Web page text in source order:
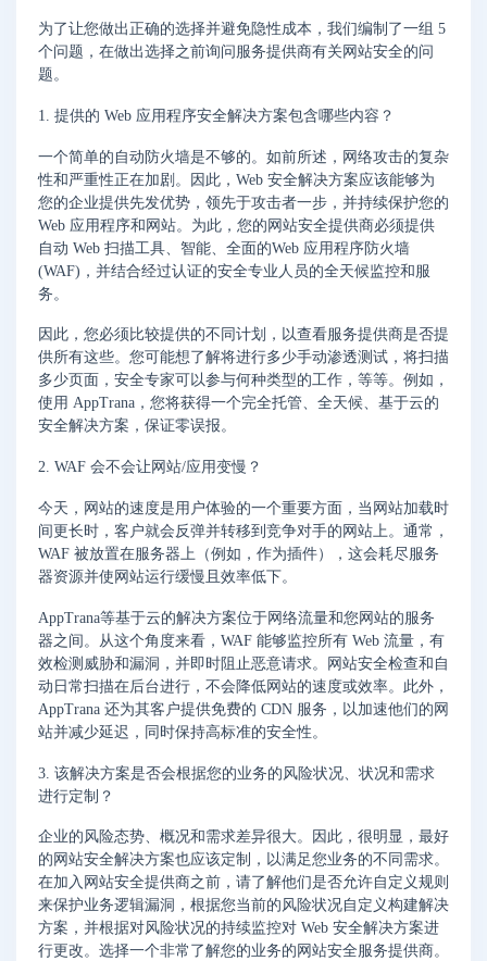
为了让您做出正确的选择并避免隐性成本，我们编制了一组 5
个问题，在做出选择之前询问服务提供商有关网站安全的问
题。
1. 提供的 Web 应用程序安全解决方案包含哪些内容？
一个简单的自动防火墙是不够的。如前所述，网络攻击的复杂
性和严重性正在加剧。因此，Web 安全解决方案应该能够为
您的企业提供先发优势，领先于攻击者一步，并持续保护您的
Web 应用程序和网站。为此，您的网站安全提供商必须提供
自动 Web 扫描工具、智能、全面的Web 应用程序防火墙
(WAF)，并结合经过认证的安全专业人员的全天候监控和服
务。
因此，您必须比较提供的不同计划，以查看服务提供商是否提
供所有这些。您可能想了解将进行多少手动渗透测试，将扫描
多少页面，安全专家可以参与何种类型的工作，等等。例如，
使用 AppTrana，您将获得一个完全托管、全天候、基于云的
安全解决方案，保证零误报。
2. WAF 会不会让网站/应用变慢？
今天，网站的速度是用户体验的一个重要方面，当网站加载时
间更长时，客户就会反弹并转移到竞争对手的网站上。通常，
WAF 被放置在服务器上（例如，作为插件），这会耗尽服务
器资源并使网站运行缓慢且效率低下。
AppTrana等基于云的解决方案位于网络流量和您网站的服务
器之间。从这个角度来看，WAF 能够监控所有 Web 流量，有
效检测威胁和漏洞，并即时阻止恶意请求。网站安全检查和自
动日常扫描在后台进行，不会降低网站的速度或效率。此外，
AppTrana 还为其客户提供免费的 CDN 服务，以加速他们的网
站并减少延迟，同时保持高标准的安全性。
3. 该解决方案是否会根据您的业务的风险状况、状况和需求
进行定制？
企业的风险态势、概况和需求差异很大。因此，很明显，最好
的网站安全解决方案也应该定制，以满足您业务的不同需求。
在加入网站安全提供商之前，请了解他们是否允许自定义规则
来保护业务逻辑漏洞，根据您当前的风险状况自定义构建解决
方案，并根据对风险状况的持续监控对 Web 安全解决方案进
行更改。选择一个非常了解您的业务的网站安全服务提供商。